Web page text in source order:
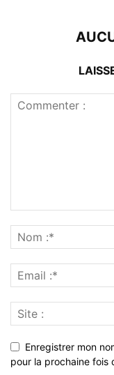
Enregistrer mon
pour la prochaine fois